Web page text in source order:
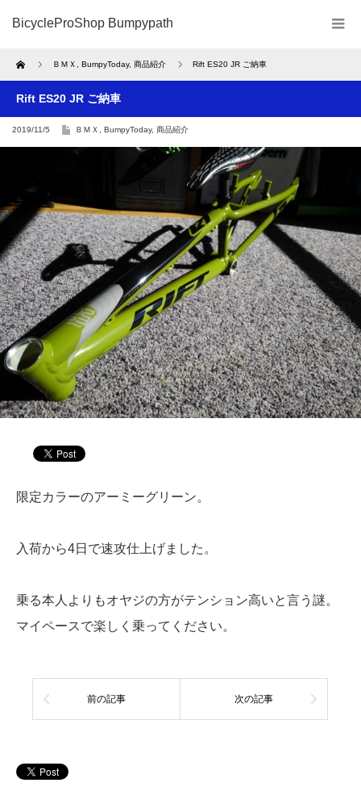
BicycleProShop Bumpypath
Home ＢＭＸ BumpyToday, 商品紹介 Rift ES20 JR ご納車
Rift ES20 JR ご納車
2019/11/5 ＢＭＸ BumpyToday, 商品紹介
限定カラーのアーミーグリーン。
入荷から4日で速攻仕上げました。
乗る本人よりもオヤジの方がテンション高いと言う謎。
マイペースで楽しく乗ってください。
前の記事 次の記事